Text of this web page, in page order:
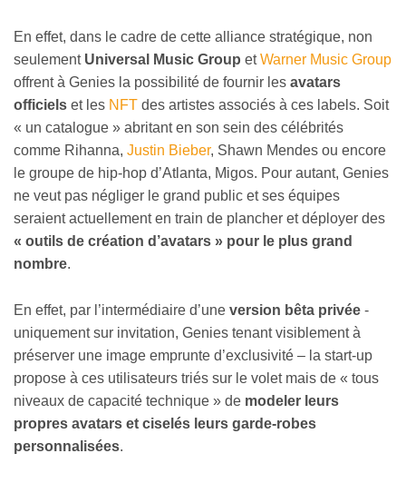
En effet, dans le cadre de cette alliance stratégique, non
seulement Universal Music Group etWarner Music Group
offrent à Genies la possibilité de fournir les avatars
officiels et les NFT des artistes associés à ces labels. Soit
« un catalogue » abritant en son sein des célébrités
comme Rihanna, Justin Bieber, Shawn Mendes ou encore
le groupe de hip-hop d’Atlanta, Migos. Pour autant, Genies
ne veut pas négliger le grand public et ses équipes
seraient actuellement en train de plancher et déployer des
« outils de création d’avatars » pour le plus grand
nombre.
En effet, par l’intermédiaire d’une version bêta privée -
uniquement sur invitation, Genies tenant visiblement à
préserver une image emprunte d’exclusivité – la start-up
propose à ces utilisateurs triés sur le volet mais de « tous
niveaux de capacité technique » de modeler leurs
propres avatars et ciselés leurs garde-robes
personnalisées.